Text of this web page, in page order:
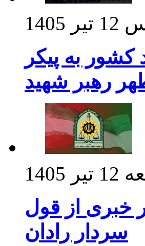
12 تیر 1405
به پیکر
رهبر شهید
12 تیر 1405
خبری از قول
سردار رادان